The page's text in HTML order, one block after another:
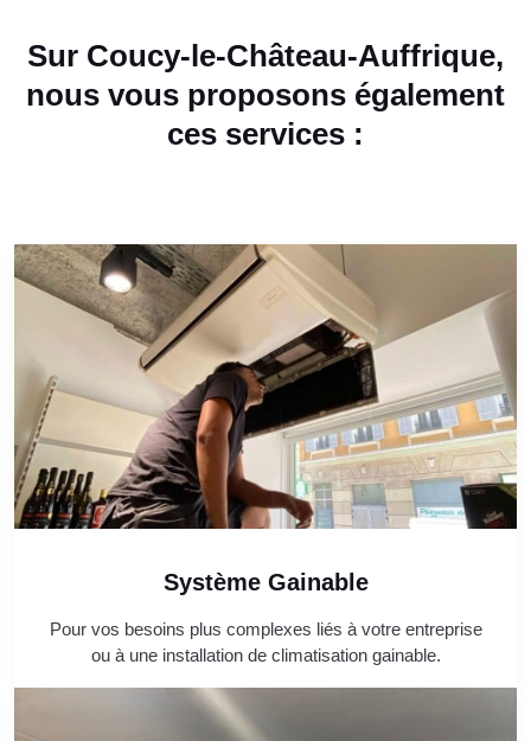
Sur Coucy-le-Château-Auffrique,
nous vous proposons également
ces services :
Système Gainable
Pour vos besoins plus complexes liés à votre entreprise
ou à une installation de climatisation gainable.